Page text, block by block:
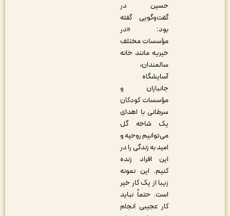
حسین در
گفت‌وگویی گفته
بود: «در
مؤسسات مختلف
خیریه مانند خانه
سالمندان،
آسایشگاه
جانبازان و
مؤسسات کودکان
سرطانی با اهدای
یک شاخه گل
می‌توانیم روحیه و
امید به زندگی را در
این افراد زنده
کنیم. این نمونه
زیبا از یک کار خیر
است. حتماً نباید
کار عجیبی انجام